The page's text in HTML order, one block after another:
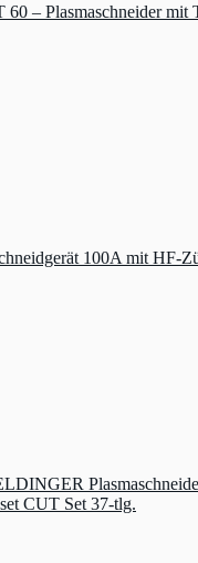
60 – Plasmaschneider mit
100A mit HF-
CUT Set 37-tlg.